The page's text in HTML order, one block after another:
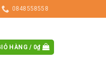
0848558558
HÀNG / 0₫